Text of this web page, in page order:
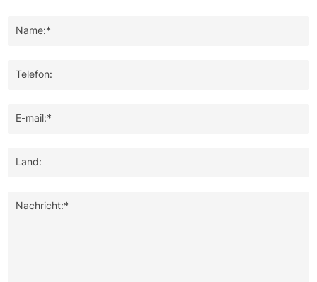
Name:*
Telefon:
E-mail:*
Land:
Nachricht:*